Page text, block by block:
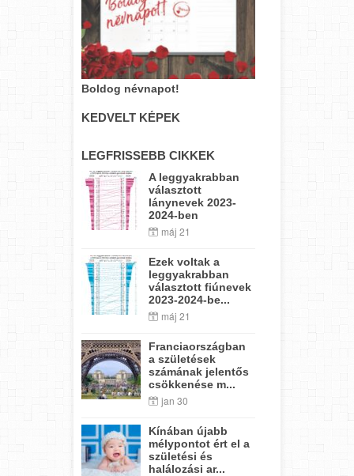
Boldog névnapot!
KEDVELT KÉPEK
LEGFRISSEBB CIKKEK
A leggyakrabban
választott
lánynevek 2023-
2024-ben
máj 21
Ezek voltak a
leggyakrabban
választott fiúnevek
2023-2024-be...
máj 21
Franciaországban
a születések
számának jelentős
csökkenése m...
jan 30
Kínában újabb
mélypontot ért el a
születési és
halálozási ar...